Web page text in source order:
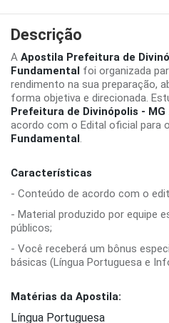
Descrição
A Apostila Prefeitura de
Fundamental foi organizada
rendimento na sua preparação,
forma objetiva e direcionada.
Prefeitura de Divinópolis - MG
acordo com o Edital oficial para
Fundamental.
Características
- Conteúdo de acordo com o
- Material produzido por equipe
públicos;
- Você receberá um bônus
básicas (Língua Portuguesa e
Matérias da Apostila:
Língua Portuguesa